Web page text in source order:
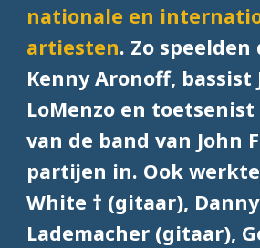
nationale en
artiesten. Zo
Kenny Aronoff, bassist
LoMenzo en toetsenist
van de band van John
partijen in. Ook
White † (gitaar), Danny
Lademacher (gitaar),